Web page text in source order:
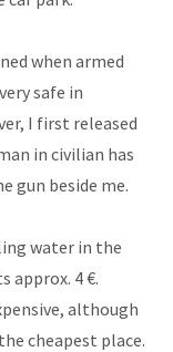
when armed
safe in
I first released
in civilian has
gun beside me.
water in the
approx. 4 €.
although
cheapest place.